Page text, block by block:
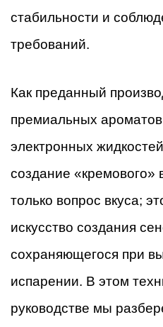
стабильности и
требований.
Как преданный
премиальных ароматов
электронных
создание «кремового»
только вопрос вкуса;
искусство создания
сохраняющегося при
испарении. В этом
руководстве мы